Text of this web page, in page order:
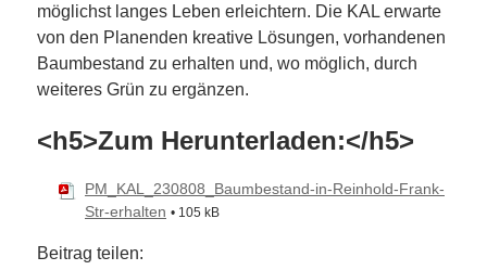
möglichst langes Leben erleichtern. Die KAL erwarte
von den Planenden kreative Lösungen, vorhandenen
Baumbestand zu erhalten und, wo möglich, durch
weiteres Grün zu ergänzen.
<h5>Zum Herunterladen:</h5>
PM_KAL_230808_Baumbestand-in-Reinhold-Frank-
Str-erhalten • 105 kB
Beitrag teilen: